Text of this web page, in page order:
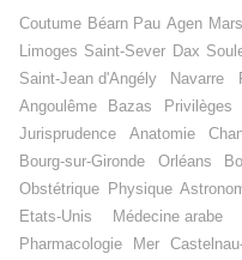
Coutume Béarn Pau Agen
Limoges Saint-Sever Dax
Saint-Jean d'Angély
Navarre
Angoulême
Bazas Privilèges
Jurisprudence
Anatomie
Bourg-sur-Gironde
Orléans
Obstétrique Physique
Etats-Unis
Médecine arabe
Pharmacologie
Mer